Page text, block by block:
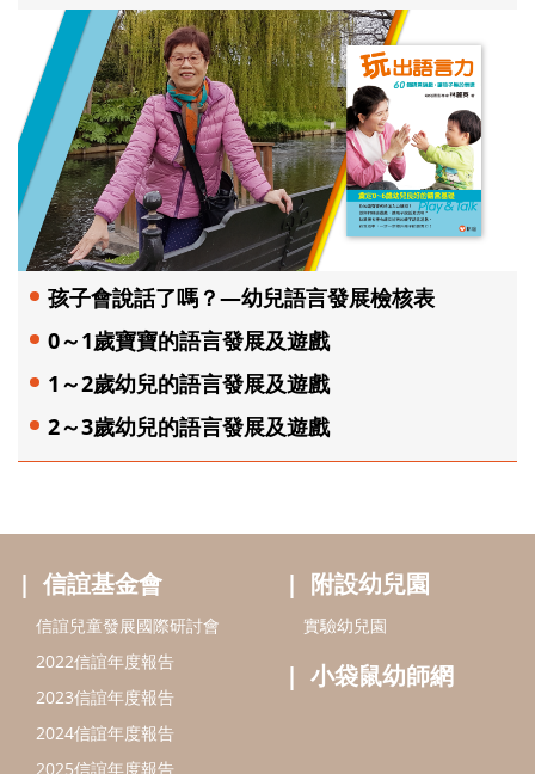
孩子會說話了嗎？—幼兒語言發展檢核表
0～1歲寶寶的語言發展及遊戲
1～2歲幼兒的語言發展及遊戲
2～3歲幼兒的語言發展及遊戲
信誼基金會
信誼兒童發展國際研討會
2022信誼年度報告
2023信誼年度報告
2024信誼年度報告
2025信誼年度報告
附設幼兒園
實驗幼兒園
小袋鼠幼師網